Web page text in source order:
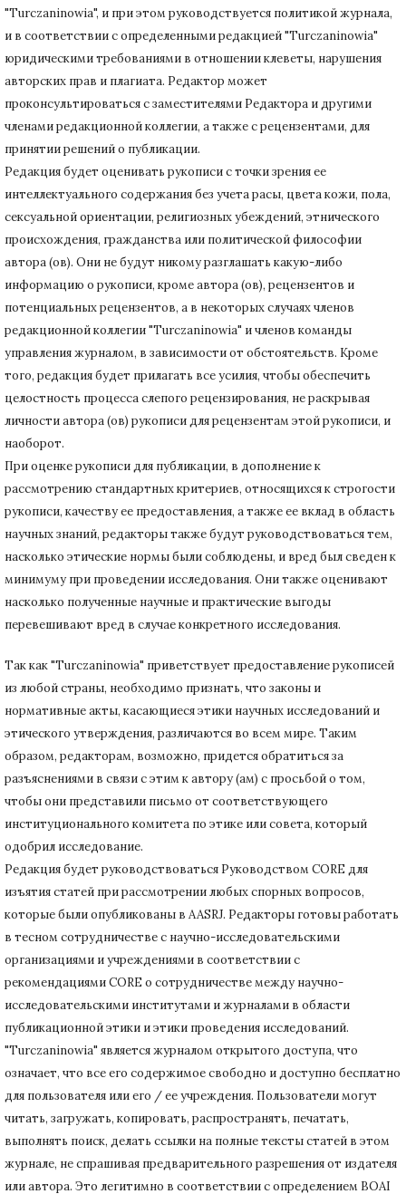
"Turczaninowia", и при этом руководствуется политикой журнала,
и в соответствии с определенными редакцией "Turczaninowia"
юридическими требованиями в отношении клеветы, нарушения
авторских прав и плагиата. Редактор может
проконсультироваться с заместителями Редактора и другими
членами редакционной коллегии, а также с рецензентами, для
принятии решений о публикации.
Редакция будет оценивать рукописи с точки зрения ее
интеллектуального содержания без учета расы, цвета кожи, пола,
сексуальной ориентации, религиозных убеждений, этнического
происхождения, гражданства или политической философии
автора (ов). Они не будут никому разглашать какую-либо
информацию о рукописи, кроме автора (ов), рецензентов и
потенциальных рецензентов, а в некоторых случаях членов
редакционной коллегии "Turczaninowia" и членов команды
управления журналом, в зависимости от обстоятельств. Кроме
того, редакция будет прилагать все усилия, чтобы обеспечить
целостность процесса слепого рецензирования, не раскрывая
личности автора (ов) рукописи для рецензентам этой рукописи, и
наоборот.
При оценке рукописи для публикации, в дополнение к
рассмотрению стандартных критериев, относящихся к строгости
рукописи, качеству ее предоставления, а также ее вклад в область
научных знаний, редакторы также будут руководствоваться тем,
насколько этические нормы были соблюдены, и вред был сведен к
минимуму при проведении исследования. Они также оценивают
насколько полученные научные и практические выгоды
перевешивают вред в случае конкретного исследования.
Так как "Turczaninowia" приветствует предоставление рукописей
из любой страны, необходимо признать, что законы и
нормативные акты, касающиеся этики научных исследований и
этического утверждения, различаются во всем мире. Таким
образом, редакторам, возможно, придется обратиться за
разъяснениями в связи с этим к автору (ам) с просьбой о том,
чтобы они представили письмо от соответствующего
институционального комитета по этике или совета, который
одобрил исследование.
Редакция будет руководствоваться Руководством CORE для
изъятия статей при рассмотрении любых спорных вопросов,
которые были опубликованы в AASRJ. Редакторы готовыработать
в тесном сотрудничестве с научно-исследовательскими
организациями и учреждениями в соответствии с
рекомендациями CORE о сотрудничестве между научно-
исследовательскими институтами и журналами в области
публикационной этики и этики проведения исследований.
"Turczaninowia" является журналом открытого доступа, что
означает, что все его содержимое свободно и доступно бесплатно
для пользователя или его / ее учреждения. Пользователи могут
читать, загружать, копировать, распространять, печатать,
выполнять поиск, делать ссылки на полные тексты статей в этом
журнале, не спрашивая предварительного разрешения от издателя
или автора. Это легитимно в соответствии с определением BOAI